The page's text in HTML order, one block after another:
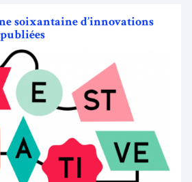
soixantaine d’innovations